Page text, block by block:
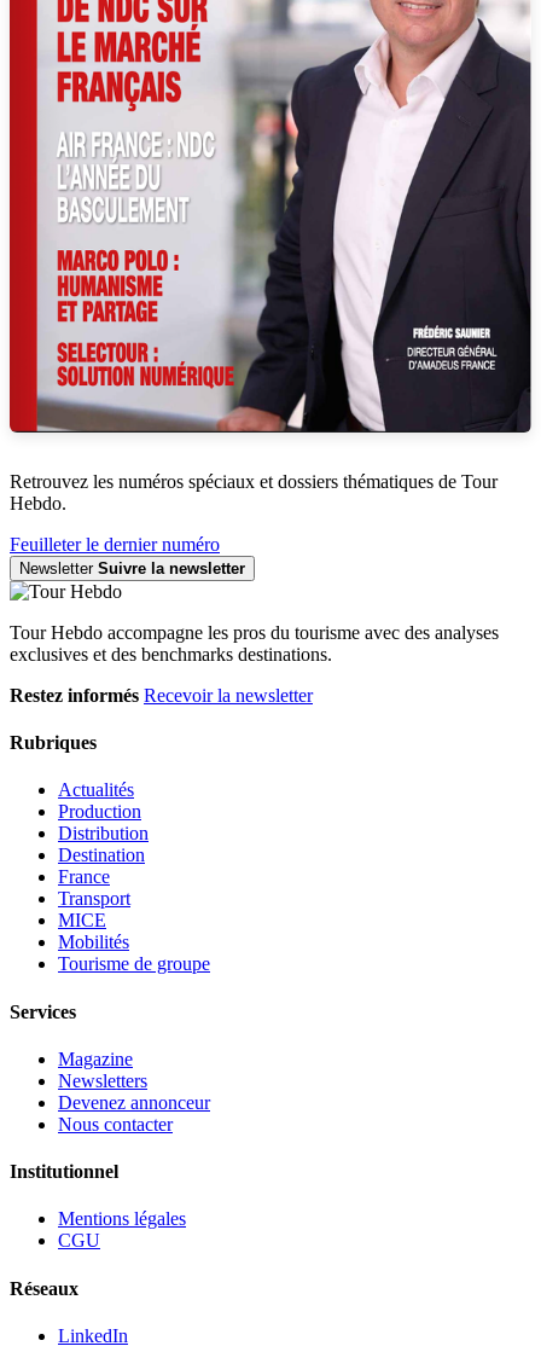
Retrouvez les numéros spéciaux et dossiers thématiques de Tour
Hebdo.
Feuilleter le dernier numéro
Newsletter Suivre la newsletter
Tour Hebdo accompagne les pros du tourisme avec des analyses
exclusives et des benchmarks destinations.
Restez informés Recevoir la newsletter
Rubriques
Actualités
Production
Distribution
Destination
France
Transport
MICE
Mobilités
Tourisme de groupe
Services
Magazine
Newsletters
Devenez annonceur
Nous contacter
Institutionnel
Mentions légales
CGU
Réseaux
LinkedIn